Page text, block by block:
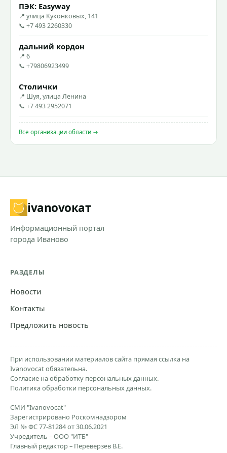
ПЭК: Easyway
📍 улица Куконковых, 141
📞 +7 493 2260330
дальний кордон
📍 6
📞 +79806923499
Столички
📍 Шуя, улица Ленина
📞 +7 493 2952071
Все организации области →
ivanovoкат
Информационный портал
города Иваново
РАЗДЕЛЫ
Новости
Контакты
Предложить новость
При использовании материалов сайта прямая ссылка на
Ivanovocat обязательна.
Согласие на обработку персональных данных.
Политика обработки персональных данных.
СМИ "Ivanovocat"
Зарегистрировано Роскомнадзором
ЭЛ № ФС 77-81284 от 30.06.2021
Учредитель – ООО "ИТБ"
Главный редактор – Переверзев В.Е.